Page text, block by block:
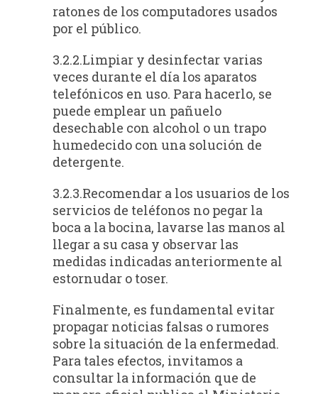
ratones de los computadores usados
por el público.
3.2.2.Limpiar y desinfectar varias
veces durante el día los aparatos
telefónicos en uso. Para hacerlo, se
puede emplear un pañuelo
desechable con alcohol o un trapo
humedecido con una solución de
detergente.
3.2.3.Recomendar a los usuarios de los
servicios de teléfonos no pegar la
boca a la bocina, lavarse las manos al
llegar a su casa y observar las
medidas indicadas anteriormente al
estornudar o toser.
Finalmente, es fundamental evitar
propagar noticias falsas o rumores
sobre la situación de la enfermedad.
Para tales efectos, invitamos a
consultar la información que de